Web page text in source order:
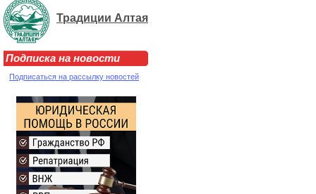
Традиции Алтая
Подписка на новости
Подписаться на рассылку новостей